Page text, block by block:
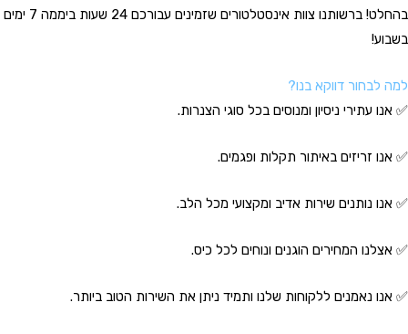
בהחלט! ברשותנו צוות אינסטלטורים שזמינים עבורכם 24 שעות ביממה 7 ימים
בשבוע!
למה לבחור דווקא בנו?
✅ אנו עתירי ניסיון ומנוסים בכל סוגי הצנרות.
✅ אנו זריזים באיתור תקלות ופגמים.
✅ אנו נותנים שירות אדיב ומקצועי מכל הלב.
✅ אצלנו המחירים הוגנים ונוחים לכל כיס.
✅ אנו נאמנים ללקוחות שלנו ותמיד ניתן את השירות הטוב ביותר.